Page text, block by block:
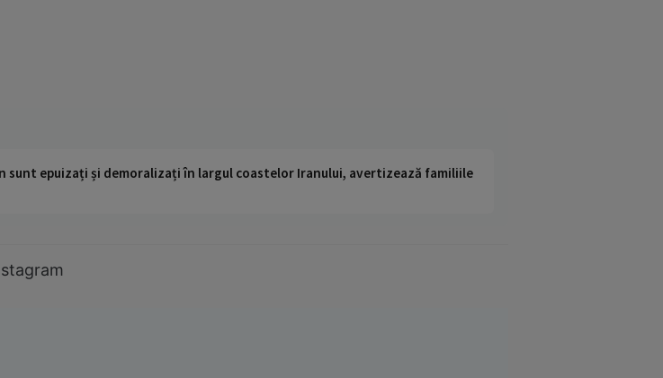
sunt epuizați și demoralizați în largul coastelor Iranului, avertizează familiile